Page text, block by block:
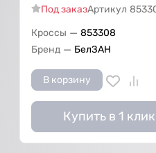
Под заказАртикул
Кроссы — 853308
Бренд — БелЗАН
В корзину
Купить в 1 клик